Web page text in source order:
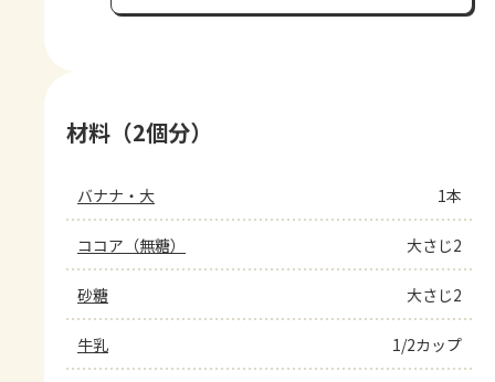
保存済み
材料（2個分）
バナナ・大 1本
ココア（無糖） 大さじ2
砂糖 大さじ2
牛乳 1/2カップ